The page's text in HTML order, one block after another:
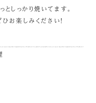
しっかり焼いてます。
お楽しみください！